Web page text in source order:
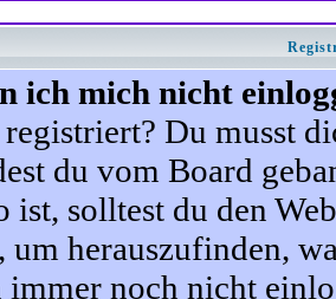
ich mich nicht
Du musst
du vom Board
ist, solltest du den
um herauszufinden,
noch nicht